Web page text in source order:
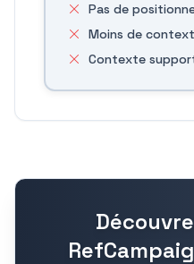
Pas de
Moins de
Contexte